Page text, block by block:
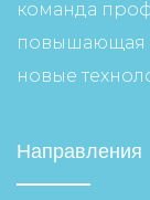
команда
повышающая
новые
Направления